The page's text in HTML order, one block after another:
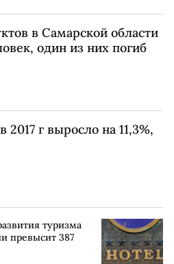
в Самарской области
один из них погиб
г выросло на 11,3%,
туризма
превысит 387